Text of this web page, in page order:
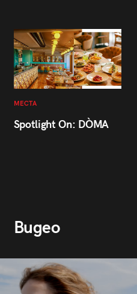
МЕСТА
Spotlight On: DÒMA
Видео